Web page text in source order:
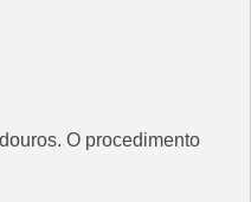
O procedimento